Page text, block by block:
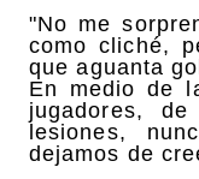
"No me
como cliché,
que aguanta
En medio de
jugadores,
lesiones,
dejamos de